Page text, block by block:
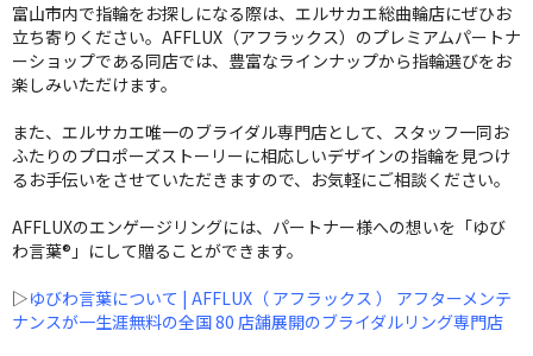
富山市内で指輪をお探しになる際は、エルサカエ総曲輪店にぜひお
立ち寄りください。AFFLUX（アフラックス）のプレミアムパートナ
ーショップである同店では、豊富なラインナップから指輪選びをお
楽しみいただけます。
また、エルサカエ唯一のブライダル専門店として、スタッフ一同お
ふたりのプロポーズストーリーに相応しいデザインの指輪を見つけ
るお手伝いをさせていただきますので、お気軽にご相談ください。
AFFLUXのエンゲージリングには、パートナー様への想いを「ゆび
わ言葉®」にして贈ることができます。
▷ゆびわ言葉について | AFFLUX（ アフラックス ） アフターメンテ
ナンスが一生涯無料の全国 80 店舗展開のブライダルリング専門店